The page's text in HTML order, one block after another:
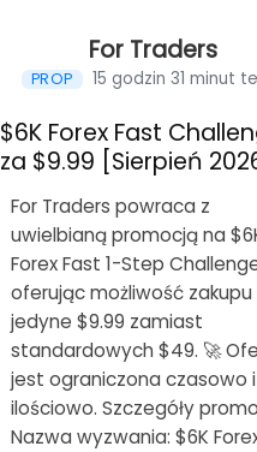
For Traders
PROP 15 godzin 31 minut
$6K Forex Fast
za $9.99 [Sierpień
For Traders powraca z
uwielbianą promocją na
Forex Fast 1-Step
oferując możliwość zakupu
jedyne $9.99 zamiast
standardowych $49. 🚀
jest ograniczona czasowo i
ilościowo. Szczegóły
Nazwa wyzwania: $6K